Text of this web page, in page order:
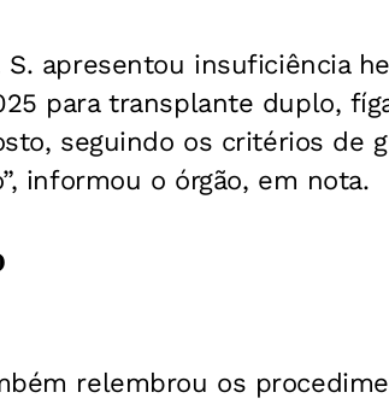
apresentou insuficiência
para transplante duplo,
seguindo os critérios de
informou o órgão, em nota.
relembrou os